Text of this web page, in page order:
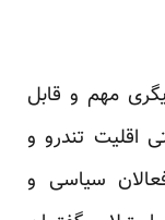
مهم و قابل
اقلیت تندرو و
سیاسی و